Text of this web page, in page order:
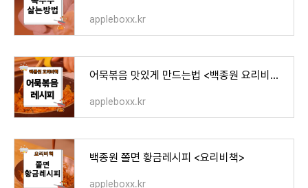
appleboxx.kr
어묵볶음 맛있게 만드는법 <백종원 요리비책>
appleboxx.kr
백종원 쫄면 황금레시피 <요리비책>
appleboxx.kr